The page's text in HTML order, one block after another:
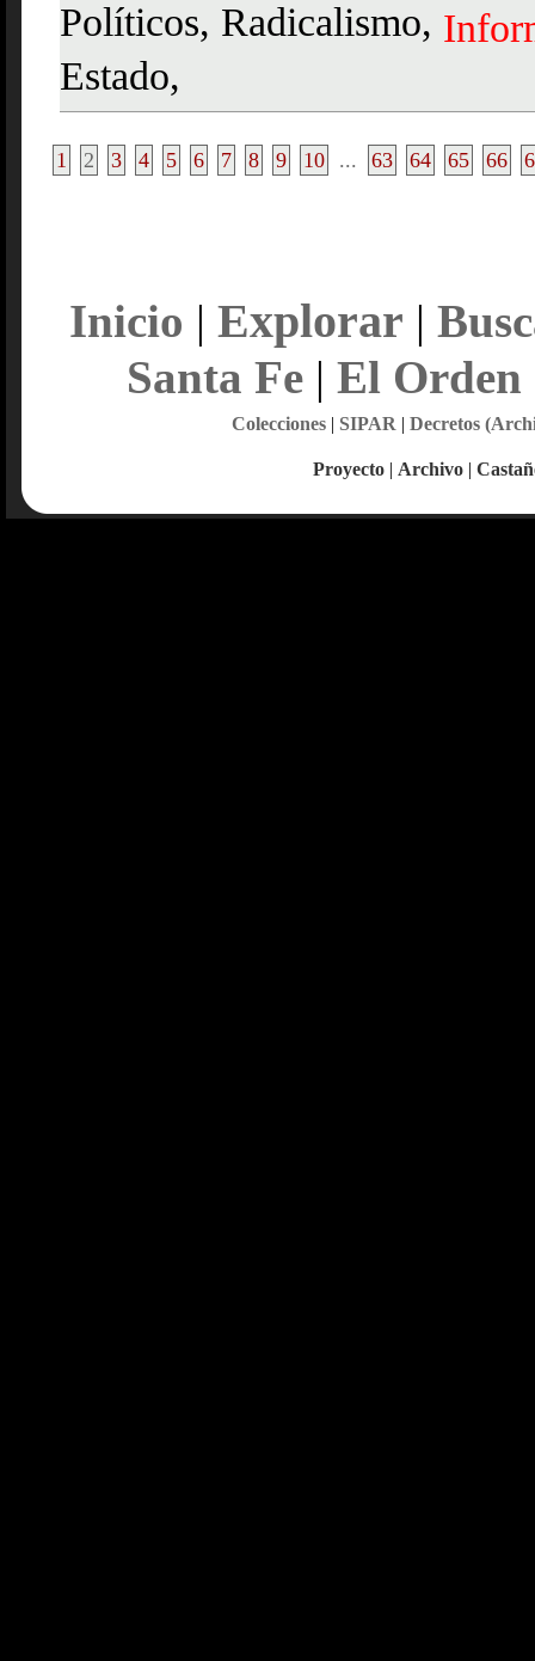
Políticos, Radicalismo,
Estado,
1 2 3 4 5 6 7 8 9 10 ... 63 64 65 66
Inicio | Explorar |
Santa Fe| El Orden
Colecciones| SIPAR | Decretos
Proyecto | Archivo |